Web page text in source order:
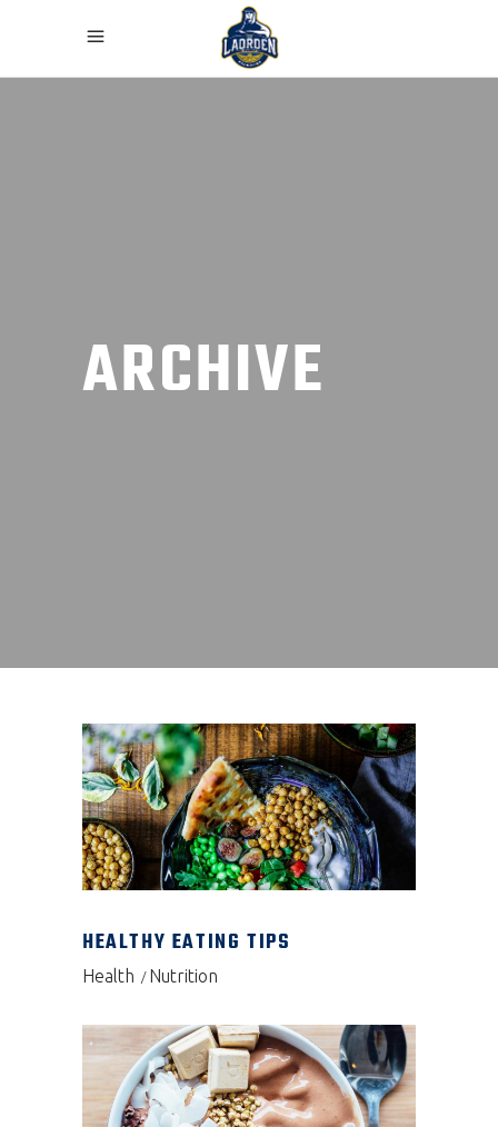
ARCHIVE
HEALTHY EATING TIPS
Health Nutrition